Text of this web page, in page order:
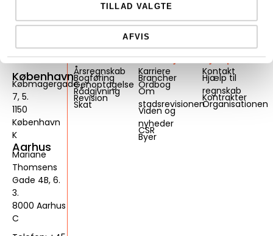
TILLAD VALGTE
AFVIS
København
Købmagergade
7, 5.
1150
København
K
Aarhus
Mariane
Thomsens
Gade 4B, 6.
3.
8000 Aarhus
C
Services
Årsregnskab
Bogføring
Genoptagelse
Rådgivning
Revision
Skat
Genveje
Karriere
Brancher
Ordbog
Om
stadsrevisionen
Viden og
nyheder
CSR
Byer
Hjælp
Kontakt
Hjælp til
regnskab
Kontrakter
Organisationen